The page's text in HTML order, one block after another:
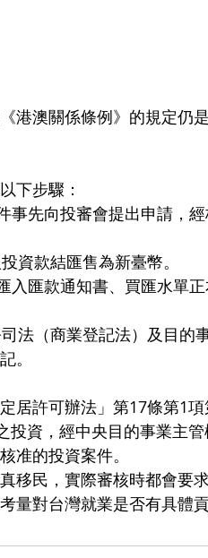
港澳關係條例》的規定仍
下步驟：
資款結匯售為新臺幣。
。
居許可辦法」第17條第1
投資，經中央目的事業主管
准的投資案件。
移民，實際審核時都會要
量對台灣就業是否有具體貢